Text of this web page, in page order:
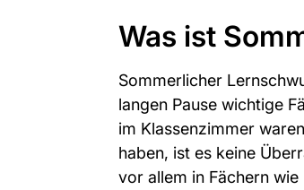
Was ist
Sommerlicher
langen Pause wichtige
im Klassenzimmer
haben, ist es keine
vor allem in Fächern